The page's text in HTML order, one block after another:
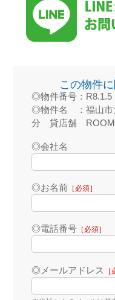
この物件
◎物件番号：R8.1.5
◎物件名 ：福山市
分 貸店舗 ROOM
◎会社名
◎お名前 ［必須］
◎電話番号［必須］
◎メールアドレス ［